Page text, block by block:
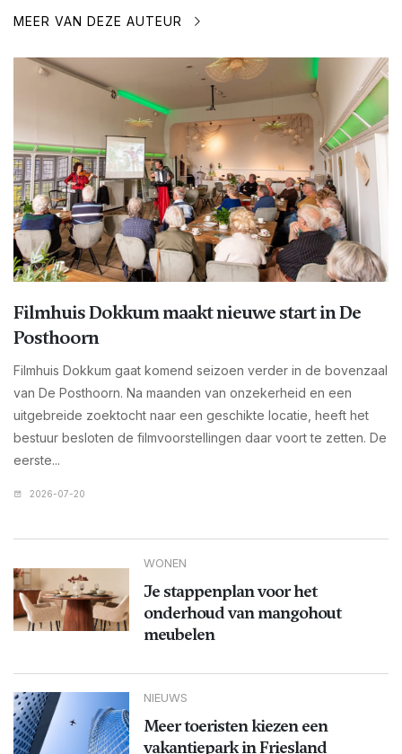
MEER VAN DEZE AUTEUR
Filmhuis Dokkum maakt nieuwe start in De
Posthoorn
Filmhuis Dokkum gaat komend seizoen verder in de bovenzaal
van De Posthoorn. Na maanden van onzekerheid en een
uitgebreide zoektocht naar een geschikte locatie, heeft het
bestuur besloten de filmvoorstellingen daar voort te zetten. De
eerste...
2026-07-20
WONEN
Je stappenplan voor het
onderhoud van mangohout
meubelen
NIEUWS
Meer toeristen kiezen een
vakantiepark in Friesland